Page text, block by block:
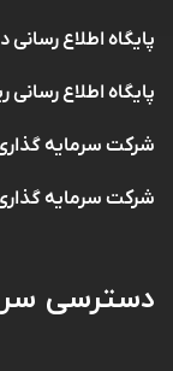
پایگاه اطلاع
پایگاه اطلاع
شرکت سرمایه
شرکت سرمایه
دسترسی